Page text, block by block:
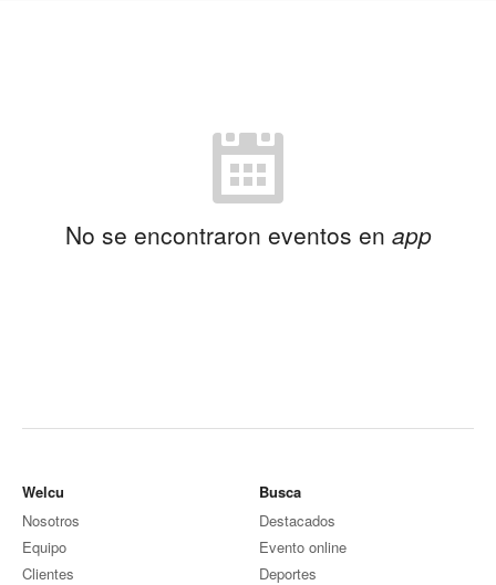
No se encontraron eventos en app
Welcu
Nosotros
Equipo
Clientes
Busca
Destacados
Evento online
Deportes